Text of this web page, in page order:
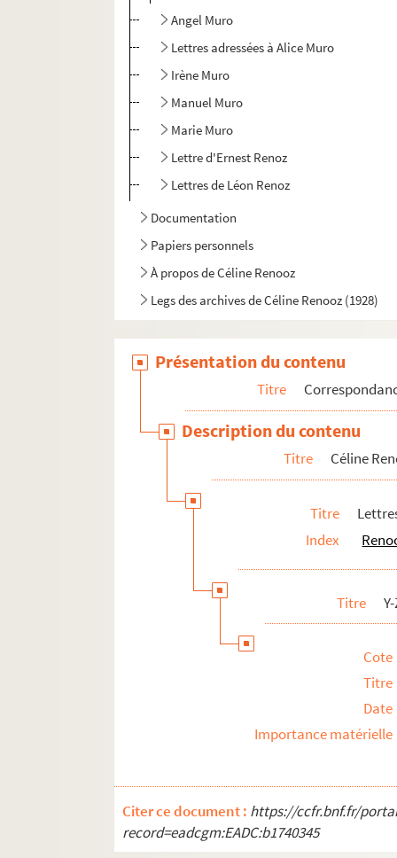
Angel Muro
Lettres adressées à Alice Muro
Irène Muro
Manuel Muro
Marie Muro
Lettre d'Ernest Renoz
Lettres de Léon Renoz
Documentation
Papiers personnels
À propos de Céline Renooz
Legs des archives de Céline Renooz (1928)
Présentation du contenu
Titre
Description du contenu
Titre Céline
Titre
Index
Titre
Cote
Titre
Date
Importance matérielle
Citer ce document : https://ccfr.bnf.fr/
record=eadcgm:EADC:b1740345